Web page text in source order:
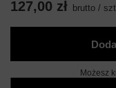
127,00 zł brutto /
Możesz